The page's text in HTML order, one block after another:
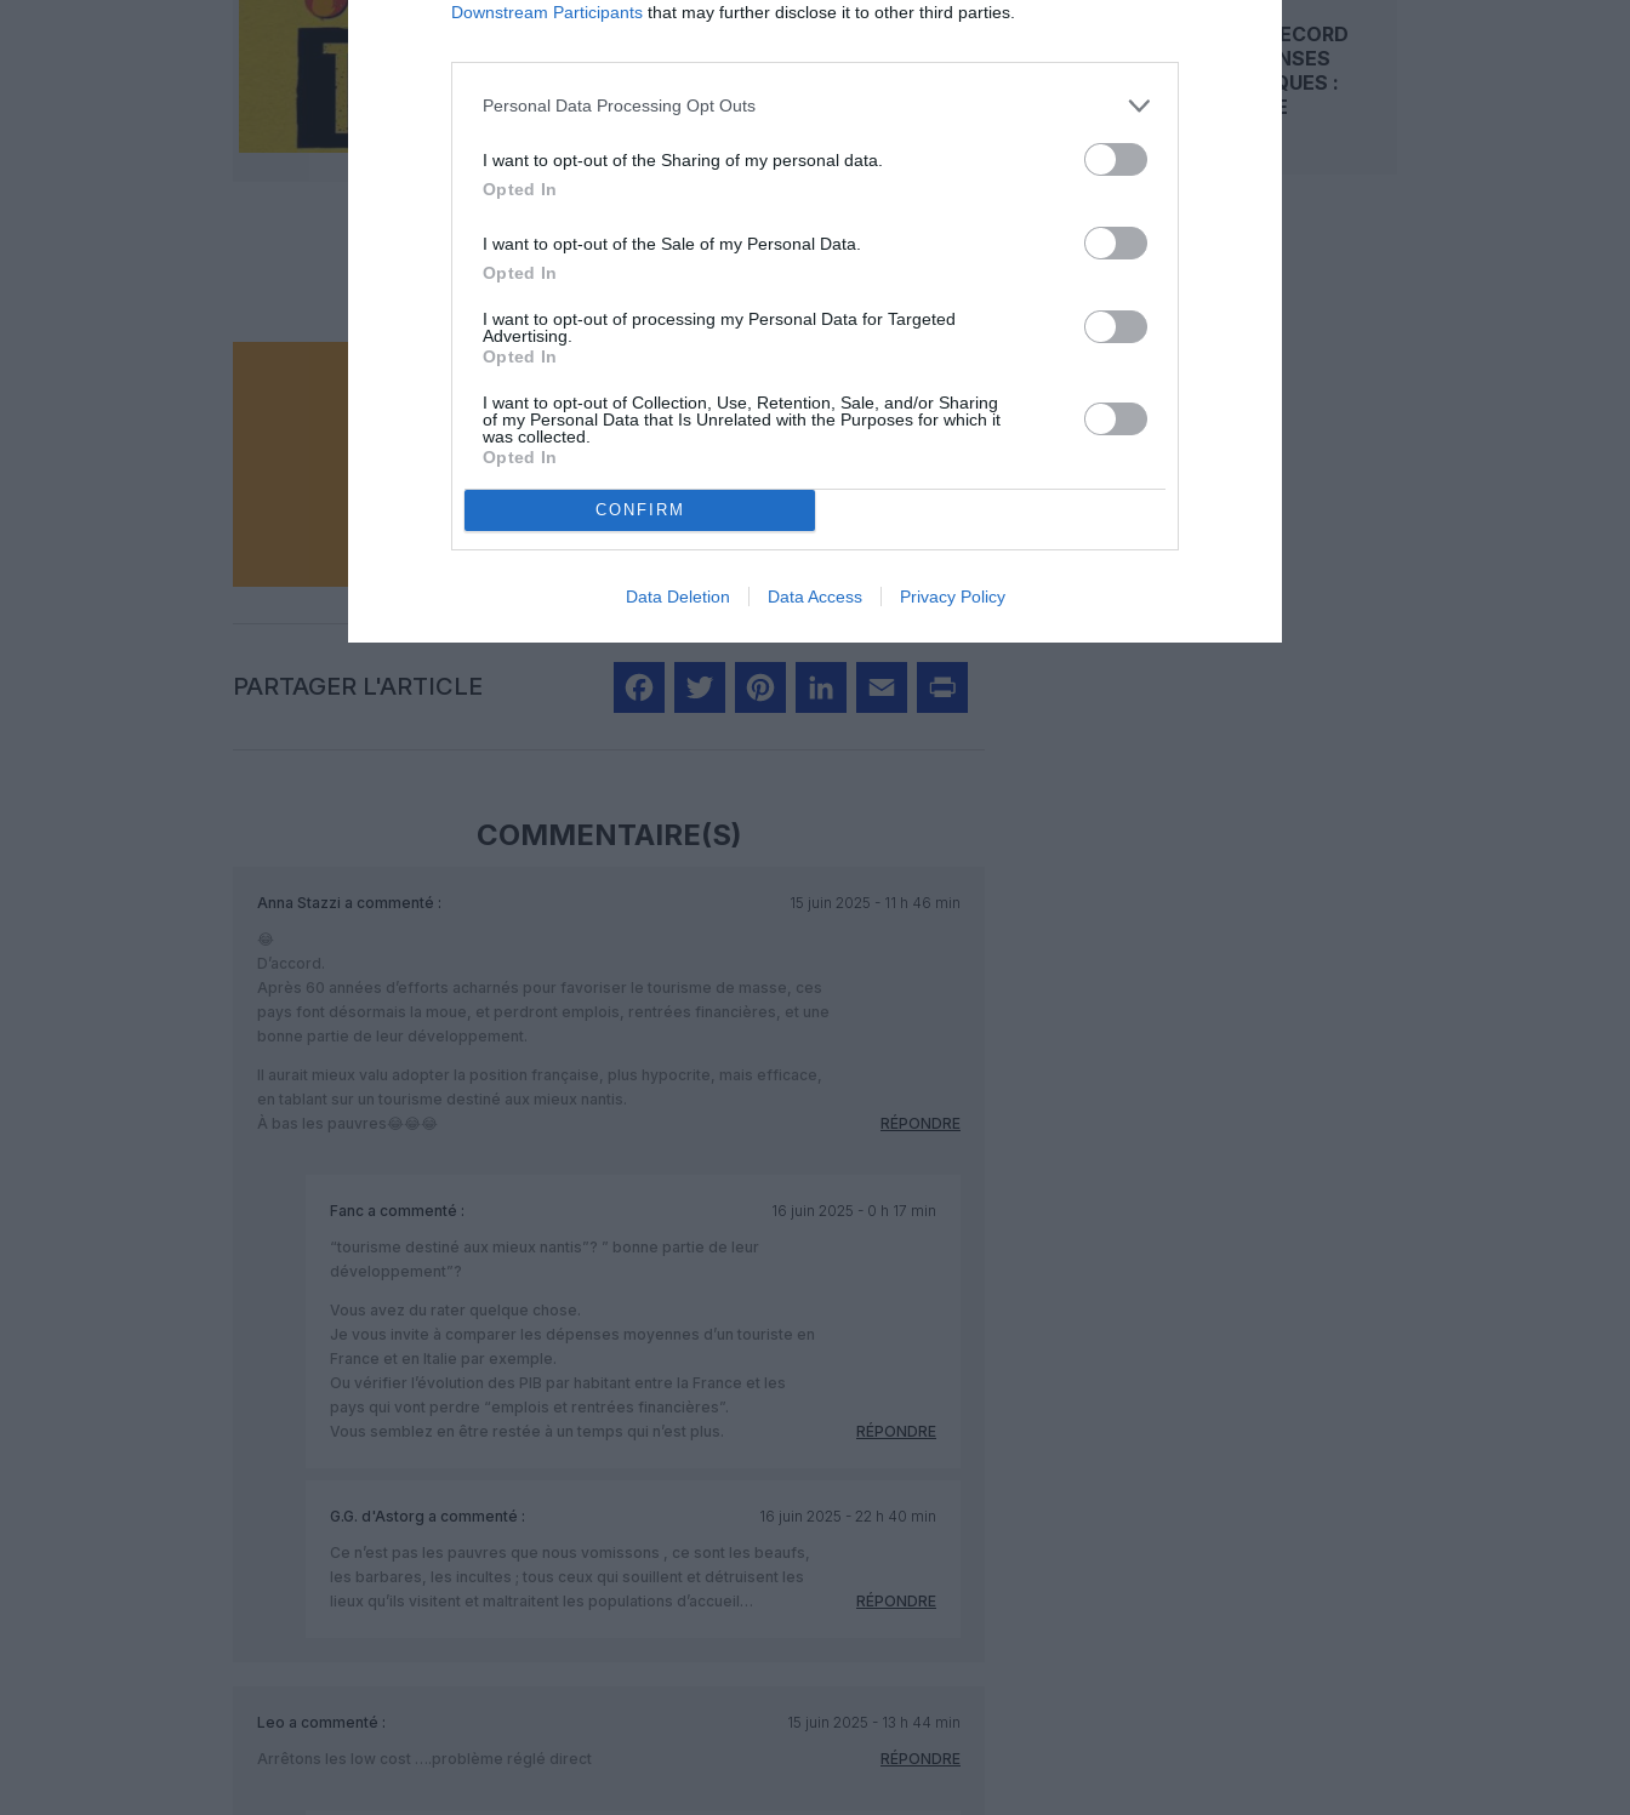
Downstream Participants that may further disclose it to other third parties.
Personal Data Processing Opt Outs
I want to opt-out of the Sharing of my personal data.
Opted In
I want to opt-out of the Sale of my Personal Data.
Opted In
I want to opt-out of processing my Personal Data for Targeted
Advertising.
Opted In
I want to opt-out of Collection, Use, Retention, Sale, and/or Sharing
of my Personal Data that Is Unrelated with the Purposes for which it
was collected.
Opted In
CONFIRM
Data Deletion Data Access Privacy Policy
@SET
Vous avez apprécié l’article ?
Soutenez-nous, faites un don !
NOUS SOUTENIR
PARTAGER L'ARTICLE
COMMENTAIRE(S)
Anna Stazzi a commenté :
15 juin 2025 - 11 h 46 min
😂
D’accord.
Après 60 années d’efforts acharnés pour favoriser le tourisme de masse, ces
pays font désormais la moue, et perdront emplois, rentrées financières, et une
bonne partie de leur développement.
Il aurait mieux valu adopter la position française, plus hypocrite, mais efficace,
en tablant sur un tourisme destiné aux mieux nantis.
À bas les pauvres😂😂😂
RÉPONDRE
Fanc a commenté :
16 juin 2025 - 0 h 17 min
“tourisme destiné aux mieux nantis”? ” bonne partie de leur
développement”?
Vous avez du rater quelque chose.
Je vous invite à comparer les dépenses moyennes d’un touriste en
France et en Italie par exemple.
Ou vérifier l’évolution des PIB par habitant entre la France et les
pays qui vont perdre “emplois et rentrées financières”.
Vous semblez en être restée à un temps qui n’est plus.
RÉPONDRE
G.G. d'Astorg a commenté :
16 juin 2025 - 22 h 40 min
Ce n’est pas les pauvres que nous vomissons , ce sont les beaufs,
les barbares, les incultes ; tous ceux qui souillent et détruisent les
lieux qu’ils visitent et maltraitent les populations d’accueil…
RÉPONDRE
Leo a commenté :
15 juin 2025 - 13 h 44 min
Arrêtons les low cost ….problème réglé direct
RÉPONDRE
HAUSSE RECORD
DES DÉPENSES
TOURISTIQUES :
L’ESPAGNE